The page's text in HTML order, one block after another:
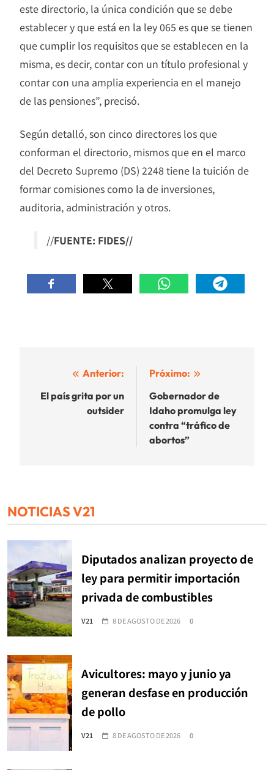
este directorio, la única condición que se debe
establecer y que está en la ley 065 es que se tienen
que cumplir los requisitos que se establecen en la
misma, es decir, contar con un título profesional y
contar con una amplia experiencia en el manejo
de las pensiones”, precisó.
Según detalló, son cinco directores los que
conforman el directorio, mismos que en el marco
del Decreto Supremo (DS) 2248 tiene la tuición de
formar comisiones como la de inversiones,
auditoria, administración y otros.
//FUENTE: FIDES//
Navegación
de
entradas
Anterior:
El país grita por un
outsider
Próximo:
Gobernador de
Idaho promulga ley
contra “tráfico de
abortos”
NOTICIAS V21
Diputados analizan proyecto de
ley para permitir importación
privada de combustibles
V21 8 DE AGOSTO DE 2026 0
Avicultores: mayo y junio ya
generan desfase en producción
de pollo
V21 8 DE AGOSTO DE 2026 0